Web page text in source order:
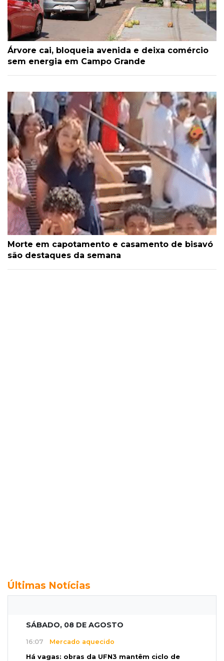
Árvore cai, bloqueia avenida e deixa comércio
sem energia em Campo Grande
Morte em capotamento e casamento de bisavó
são destaques da semana
Últimas Notícias
SÁBADO, 08 DE AGOSTO
16:07 Mercado aquecido
Há vagas: obras da UFN3 mantêm ciclo de